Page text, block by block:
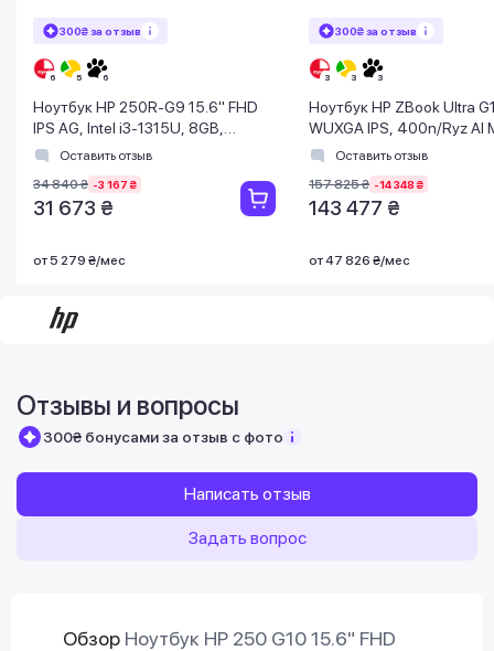
300₴ за отзыв
Ноутбук HP 250R-G9 15.6" FHD
IPS AG, Intel i3-1315U, 8GB,
F512GB, UMA, DOS, черный
Оставить отзыв
34 840 ₴ -3 167 ₴
31 673 ₴
от 5 279 ₴/мес
300₴ за отзыв
Ноутбук HP ZBook Ultra
WUXGA IPS, 400n/Ryz AI
395
Подсв/DOS
Оставить отзыв
157 825 ₴ -14 348 ₴
143 477 ₴
от 47 826 ₴/мес
Отзывы и вопросы
300₴ бонусами за отзыв с фото
Написать отзыв
Задать вопрос
Обзор Ноутбук HP 250 G10 15.6" FHD